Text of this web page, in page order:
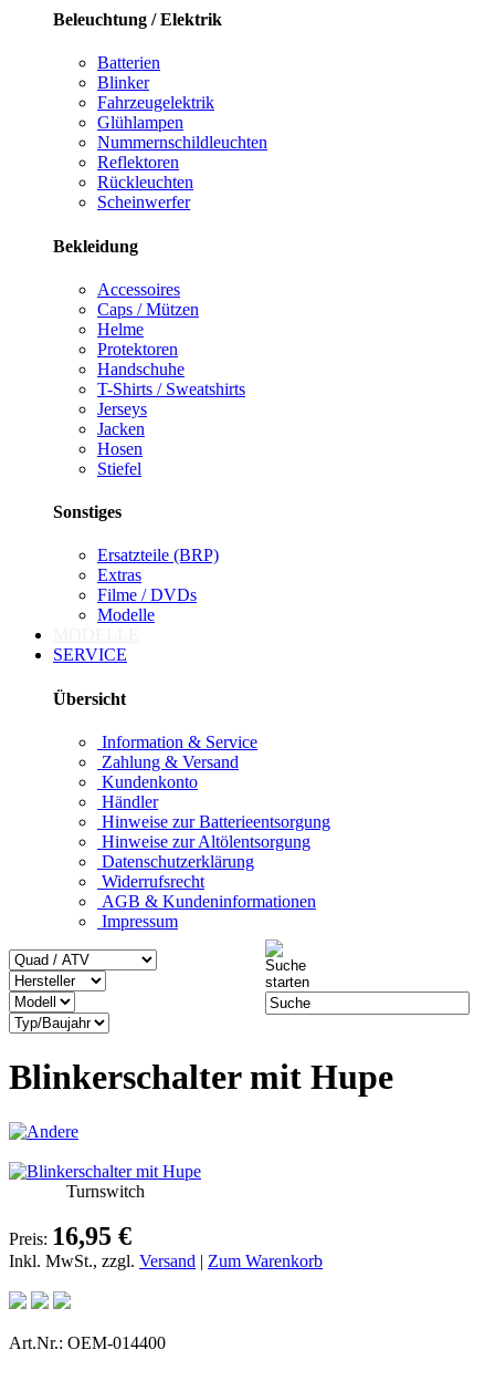
Beleuchtung / Elektrik
Batterien
Blinker
Fahrzeugelektrik
Glühlampen
Nummernschildleuchten
Reflektoren
Rückleuchten
Scheinwerfer
Bekleidung
Accessoires
Caps / Mützen
Helme
Protektoren
Handschuhe
T-Shirts / Sweatshirts
Jerseys
Jacken
Hosen
Stiefel
Sonstiges
Ersatzteile (BRP)
Extras
Filme / DVDs
Modelle
SERVICE
Übersicht
Information & Service
Zahlung & Versand
Kundenkonto
Händler
Hinweise zur Batterieentsorgung
Hinweise zur Altölentsorgung
Datenschutzerklärung
Widerrufsrecht
AGB & Kundeninformationen
Impressum
Blinkerschalter mit Hupe
Turnswitch
Preis: 16,95 €
Inkl. MwSt., zzgl. Versand | Zum Warenkorb
Art.Nr.: OEM-014400